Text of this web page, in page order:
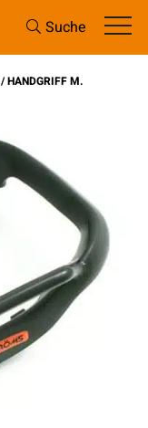
Suche
/ HANDGRIFF M.